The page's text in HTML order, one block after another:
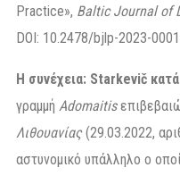
Practice», Baltic Journal of
DOI: 10.2478/bjlp-2023-0001.
Η συνέχεια: Starkevič κατά
γραμμή Adomaitis
Λιθουανίας(29.03.2022,
αστυνομικό υπάλληλο ο